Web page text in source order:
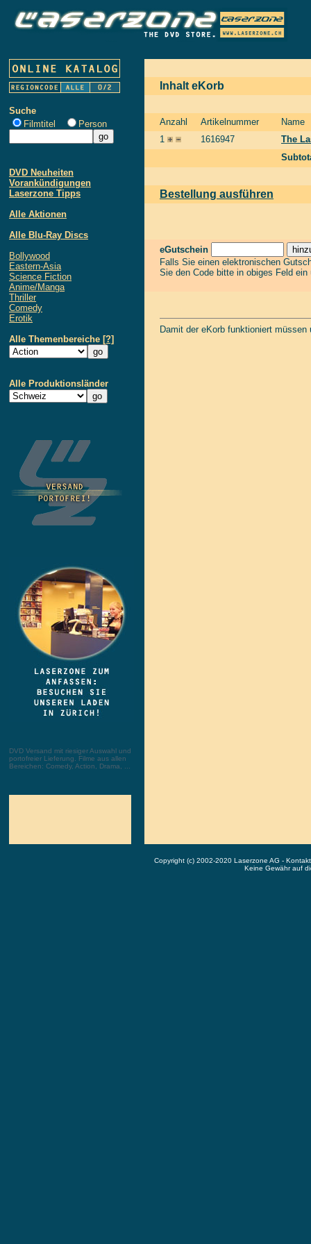
Suche
Filmtitel
Person
DVD Neuheiten
Vorankündigungen
Laserzone Tipps
Alle Aktionen
Alle Blu-Ray Discs
Bollywood
Eastern-Asia
Science Fiction
Anime/Manga
Thriller
Comedy
Erotik
Alle Themenbereiche [?]
Alle Produktionsländer
DVD Versand mit riesiger Auswahl und
portofreier Lieferung. Filme aus allen
Bereichen: Comedy, Action, Drama, ...
Inhalt eKorb
Anzahl Artikelnummer
Name
1
1616947
The
Bestellung ausführen
eGutschein
Falls Sie einen elektronischen
Sie den Code bitte in obiges Feld
Damit der eKorb funktioniert
Copyright (c) 2002-2020 Laserzone AG -
Keine Gewähr auf